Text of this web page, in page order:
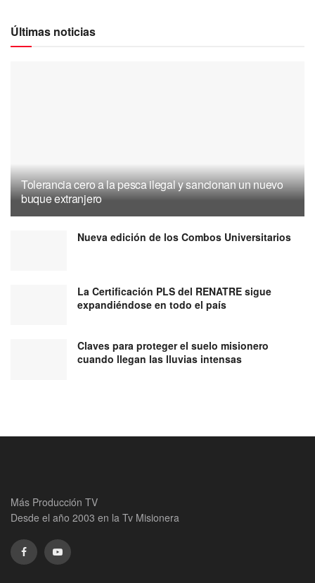
Últimas noticias
Tolerancia cero a la pesca ilegal y sancionan un nuevo
buque extranjero
Nueva edición de los Combos Universitarios
La Certificación PLS del RENATRE sigue
expandiéndose en todo el país
Claves para proteger el suelo misionero
cuando llegan las lluvias intensas
Más Producción TV
Desde el año 2003 en la Tv Misionera